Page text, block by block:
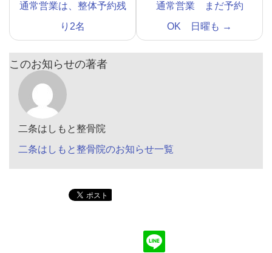
通常営業は、整体予約残
り2名
通常営業 まだ予約
OK 日曜も →
このお知らせの著者
二条はしもと整骨院
二条はしもと整骨院のお知らせ一覧